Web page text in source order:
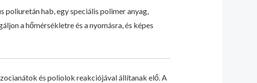
poliuretán hab, egy speciális polimer anyag,
a hőmérsékletre és a nyomásra, és képes
és poliolok reakciójával állítanak elő. A